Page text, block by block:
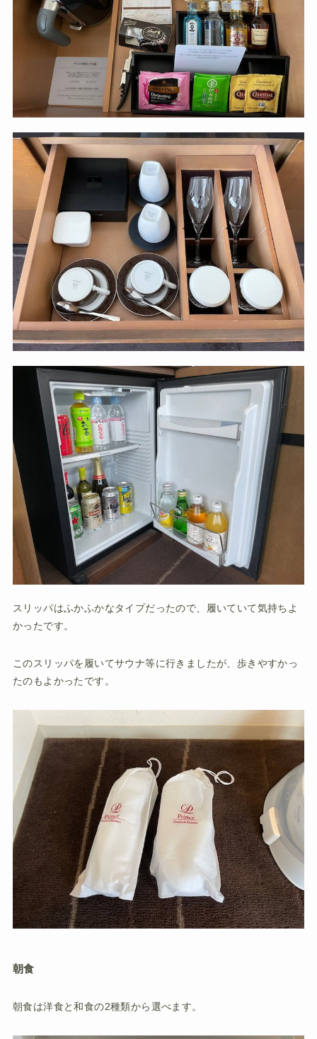
スリッパはふかふかなタイプだったので、履いていて気持ちよ
かったです。
このスリッパを履いてサウナ等に行きましたが、歩きやすかっ
たのもよかったです。
朝食
朝食は洋食と和食の2種類から選べます。